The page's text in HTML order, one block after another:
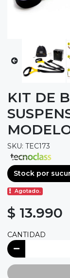
KIT DE
SKU: TEC173
Stock por
Agotado.
$ 13.990
CANTIDAD